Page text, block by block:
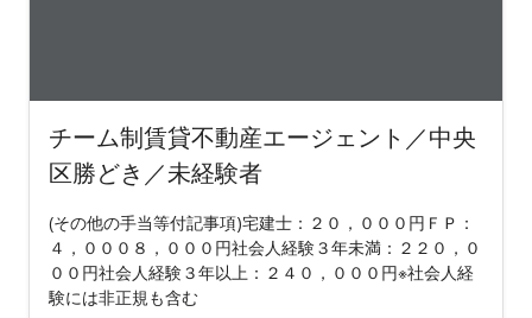
チーム制賃貸不動産エージェント／中央
区勝どき／未経験者
(その他の手当等付記事項)宅建士：２０，０００円ＦＰ：
４，０００８，０００円社会人経験３年未満：２２０，０
００円社会人経験３年以上：２４０，０００円※社会人経
験には非正規も含む